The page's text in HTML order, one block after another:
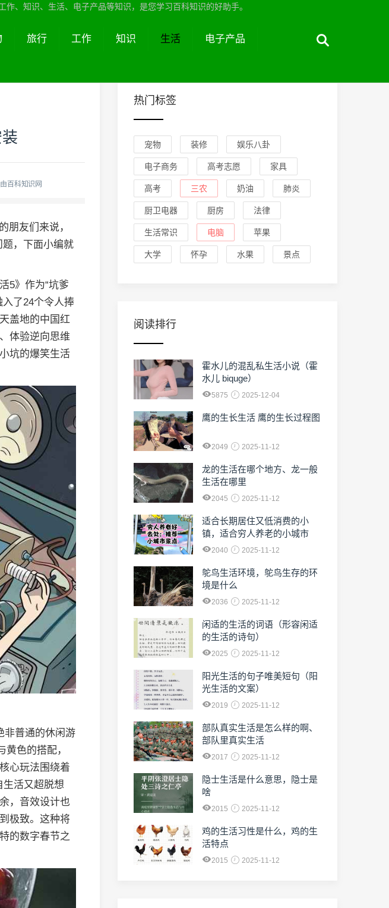
、知识、生活、电子产品等知识，是您学习百科知识的好助手。
旅行 工作 知识 生活 电子产品
由百科知识网
朋友们来说，
，下面小编就
5》作为“坑爹
了24个令人捧
盖地的中国红
体验逆向思维
坑的爆笑生活
非普通的休闲游
色的搭配，
心玩法围绕着
生活又超脱想
，音效设计也
极致。这种将
的数字春节之
热门标签
宠物 装修 娱乐八卦
电子商务 高考志愿 家具
高考 三农 奶油 肺炎
厨卫电器 厨房 法律
生活常识 电脑 苹果
大学 怀孕 水果 景点
阅读排行
霍水儿的混乱私生活小说（霍
水儿 biquge）
5875 2025-12-04
鹰的生长生活 鹰的生长过程图
2049 2025-11-12
龙的生活在哪个地方、龙一般
生活在哪里
2045 2025-11-12
适合长期居住又低消费的小
镇，适合穷人养老的小城市
2040 2025-11-12
鸵鸟生活环境，鸵鸟生存的环
境是什么
2036 2025-11-12
闲适的生活的词语（形容闲适
的生活的诗句）
2025 2025-11-12
阳光生活的句子唯美短句（阳
光生活的文案）
2019 2025-11-12
部队真实生活是怎么样的啊、
部队里真实生活
2017 2025-11-12
隐士生活是什么意思，隐士是
啥
2015 2025-11-12
鸡的生活习性是什么，鸡的生
活特点
2015 2025-11-12